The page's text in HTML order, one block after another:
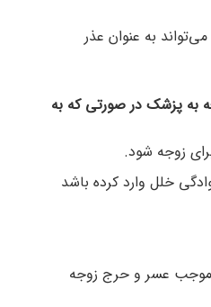
به عنوان عذر
به پزشک در صورتی که به
زوجه شود.
خلل وارد کرده باشد
موجب عسر و حرج زوجه